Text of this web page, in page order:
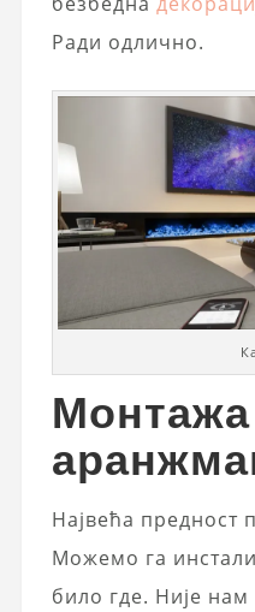
Ради одлично.
Највећа предност
Можемо га
било где. Није